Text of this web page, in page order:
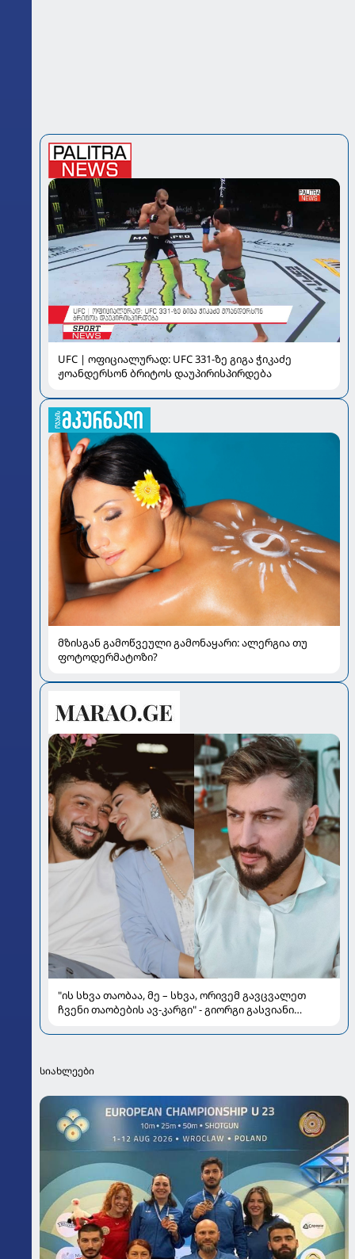
UFC | ოფიციალურად: UFC 331-ზე გიგა ჭიკაძე
ჟოანდერსონ ბრიტოს დაუპირისპირდება
მზისგან გამოწვეული გამონაყარი: ალერგია თუ
ფოტოდერმატოზი?
"ის სხვა თაობაა, მე – სხვა, ორივემ გავცვალეთ
ჩვენი თაობების ავ-კარგი" - გიორგი გასვიანი
სიახლეები